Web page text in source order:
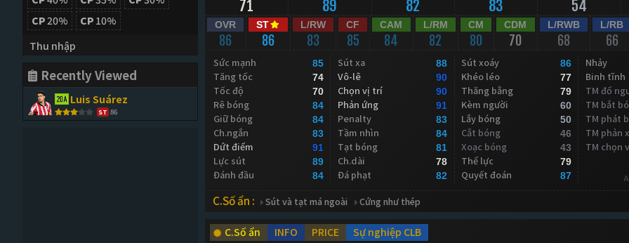
CP20% CP 10%
Thu nhập
Recently Viewed
Luis Suárez
ST 86
71 89 82 83 54
OVR
86
ST
86
L/RW
83
CF
85
CAM
84
L/RM
82
CM
80
CDM
70
L/RWB
68
L/RB
66
Sức mạnh 85
Tăng tốc 74
Tốc độ 70
Rê bóng 84
Giữ bóng 84
Ch.ngắn 83
Dứt điểm 91
Lực sút 89
Đánh đầu 84
Sút xa 88
Vô-lê 90
Chọn vị trí 90
Phản ứng 91
Penalty 83
Tầm nhìn 84
Tạt bóng 81
Ch.dài 78
Đá phạt 82
Sút xoáy 86
Khéo léo 77
Thăng bằng 79
Kèm người 60
Lắy bóng 50
Cắt bóng 46
Xoạc bóng 43
Thể lực 79
Quyết đoán 87
Nhảy
Binh tĩnh
TM đổ
TM bắt
TM phát
TM phản
TM chọn
C.Số ẩn : Sút và tạt má ngoài Cứng như thép
C.Số ẩn INFO PRICE
Sự nghiệp CLB